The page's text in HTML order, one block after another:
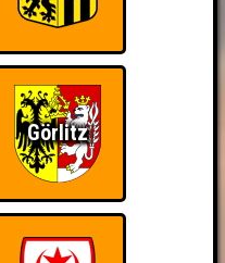
Görlitz